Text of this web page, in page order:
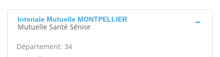
Interiale Mutuelle MONTPELLIER
Mutuelle Santé Sénior
Département: 34